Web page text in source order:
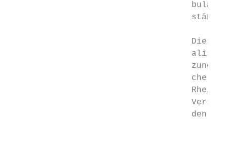
Diese
zung
che
den.